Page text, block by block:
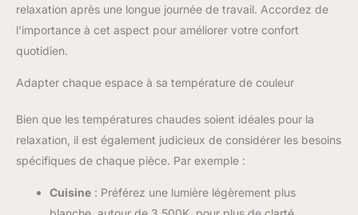
relaxation après une longue journée de travail. Accordez de
l’importance à cet aspect pour améliorer votre confort
quotidien.
Adapter chaque espace à sa température de couleur
Bien que les températures chaudes soient idéales pour la
relaxation, il est également judicieux de considérer les besoins
spécifiques de chaque pièce. Par exemple :
Cuisine : Préférez une lumière légèrement plus